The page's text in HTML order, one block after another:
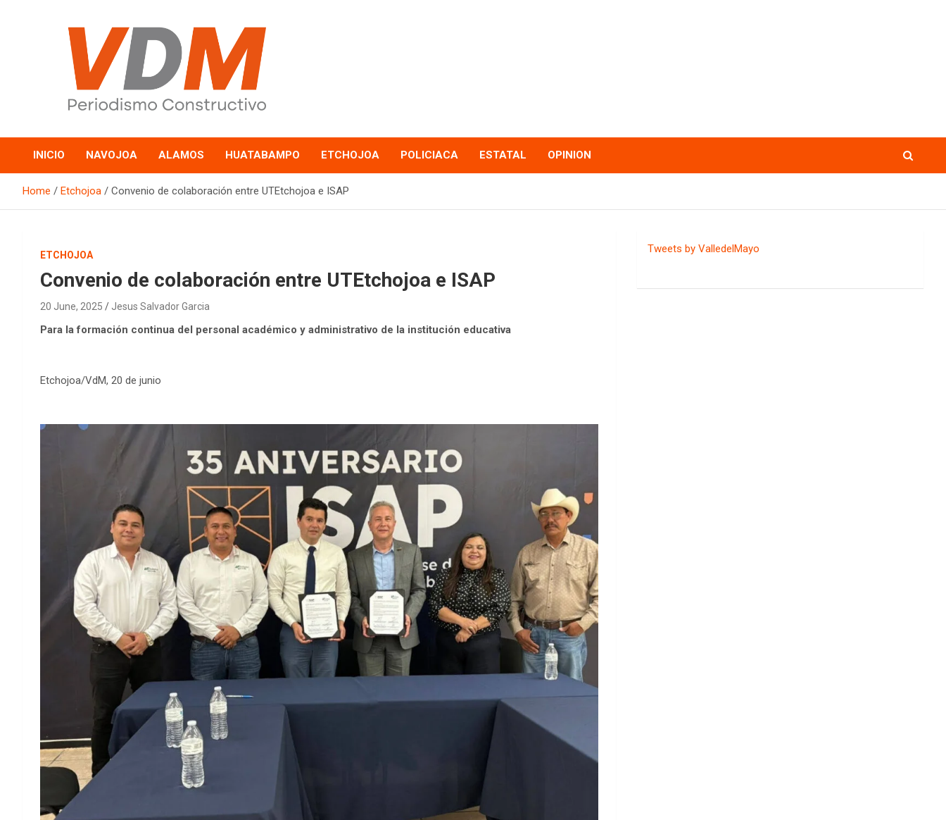
valledelmayo.com
INICIO NAVOJOA ALAMOS HUATABAMPO ETCHOJOA POLICIACA ESTATAL OPINION
Home Etchojoa Convenio de colaboración entre UTEtchojoa e ISAP
ETCHOJOA
Convenio de colaboración entre UTEtchojoa e ISAP
20 June, 2025 Jesus Salvador Garcia
Para la formación continua del personal académico y administrativo de la institución educativa
Etchojoa/VdM, 20 de junio
Tweets by ValledelMayo